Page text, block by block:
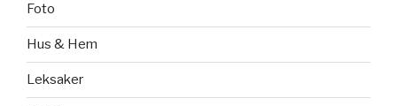
Foto
Hus & Hem
Leksaker